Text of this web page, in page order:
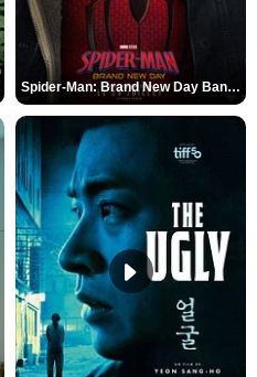
Spider-Man: Brand New Day Bande-annonce (3) VO STFR